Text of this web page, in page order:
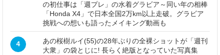
の初仕事は「週プレ」の水着グラビア～同い年の相棒
「Honda X4」で日本全国2万km以上走破。グラビア
挑戦への想いも語ったメイキング動画も
4
あの桜樹ルイ(55)の28年ぶりの全裸ショットが「週刊
大衆」の袋とじに! 長らく絶版となっていた写真集